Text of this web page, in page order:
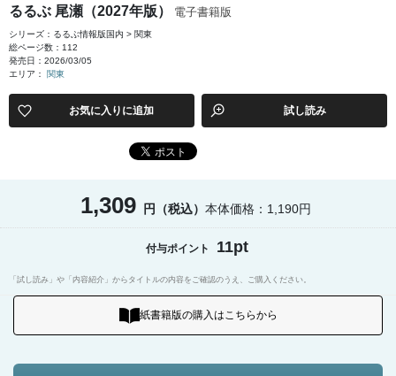
るるぶ 尾瀬（2027年版） 電子書籍版
シリーズ：るるぶ情報版国内 > 関東
総ページ数：112
発売日：2026/03/05
エリア： 関東
お気に入りに追加 試し読み
1,309 円（税込） 本体価格：1,190円
付与ポイント 11pt
「試し読み」や「内容紹介」からタイトルの内容をご確認のうえ、ご購入ください。
紙書籍版の購入はこちらから